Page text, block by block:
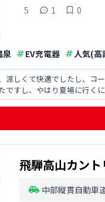
5 1 0
泉 EV充電器 人気(高
涼しくて快適でしたし、コ
ですし、やはり夏場に行くに
飛騨高山カン
中部縦貫自動車